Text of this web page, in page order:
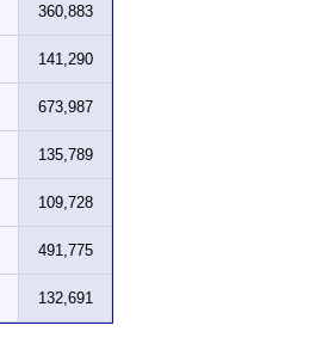
360,883
141,290
673,987
135,789
109,728
491,775
132,691